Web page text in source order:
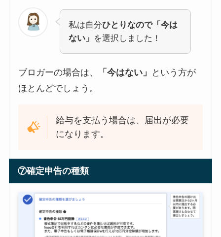
私は自分ひとりなので「今は
ない」 を選択しました！
ブロガーの場合は、 「今はない」
という方が
ほとんどでしょう。
給与を支払う場合は、届出が必要
になります。
⑦確定申告の種類